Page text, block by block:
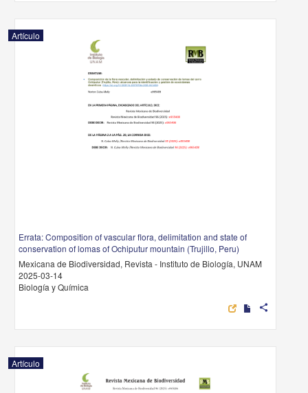
Artículo
Errata: Composition of vascular flora, delimitation and state of
conservation of lomas of Ochiputur mountain (Trujillo, Peru)
Mexicana de Biodiversidad, Revista - Instituto de Biología, UNAM
2025-03-14
Biología y Química
share
Artículo